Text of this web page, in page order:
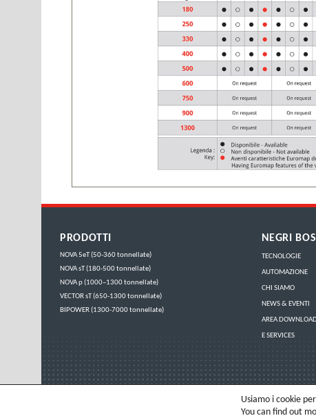
PRODOTTI
NOVA 5eT (50-360 tonnellate)
NOVA sT (180-500 tonnellate)
NOVA p (1000–1300 tonnellate)
VECTOR sT (650-1300 tonnellate)
BIPOWER (1300-7000 tonnellate)
NEGRI
TECNOLOGIE
AUTOMAZIONE
CHI SIAMO
NEWS & EVENTI
AREA
E SERVICES
Usiamo i cookie
You can find out